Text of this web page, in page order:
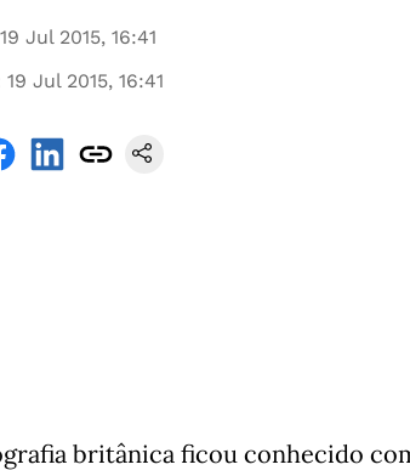
19 Jul 2015, 16:41
19 Jul 2015, 16:41
britânica ficou conhecido